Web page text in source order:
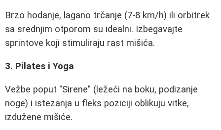
Brzo hodanje, lagano trčanje (7-8 km/h) ili orbitrek
sa srednjim otporom su idealni. Izbegavajte
sprintove koji stimuliraju rast mišića.
3. Pilates i Yoga
Vežbe poput "Sirene" (ležeći na boku, podizanje
noge) i istezanja u fleks poziciji oblikuju vitke,
izdužene mišiće.